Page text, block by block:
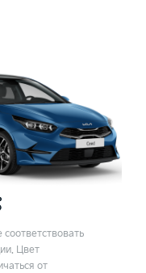
Цвет
от